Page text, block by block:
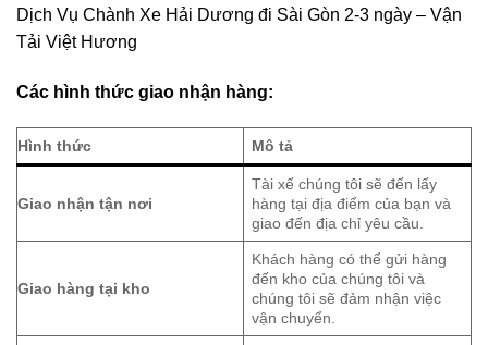
Dịch Vụ Chành Xe Hải Dương đi Sài Gòn 2-3 ngày – Vận
Tải Việt Hương
Các hình thức giao nhận hàng:
Hình thức Mô tả
Giao nhận tận nơi
Tài xế chúng tôi sẽ đến lấy
hàng tại địa điểm của bạn và
giao đến địa chỉ yêu cầu.
Giao hàng tại kho
Khách hàng có thể gửi hàng
đến kho của chúng tôi và
chúng tôi sẽ đảm nhận việc
vận chuyển.